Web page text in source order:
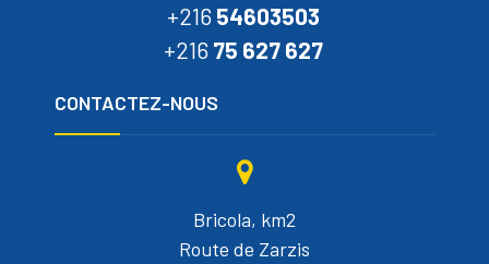
+216 54603503
+216 75 627 627
CONTACTEZ-NOUS
Bricola, km2
Route de Zarzis